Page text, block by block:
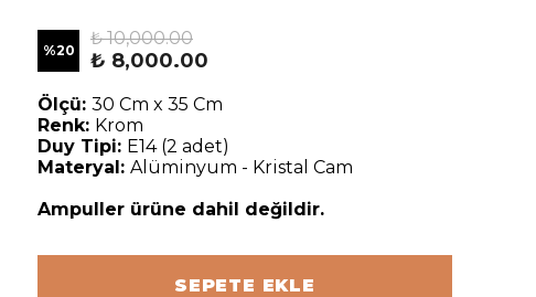
%20
₺ 10,000.00
₺ 8,000.00
Ölçü: 30 Cm x 35 Cm
Renk: Krom
Duy Tipi: E14 (2 adet)
Materyal: Alüminyum - Kristal Cam
Ampuller ürüne dahil değildir.
SEPETE EKLE